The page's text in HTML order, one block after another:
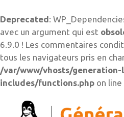
Deprecated:
avec un argument qui est
6.9.0 ! Les commentaires
tous les navigateurs pris en
/var/www/vhosts/
includes/functions.php on line